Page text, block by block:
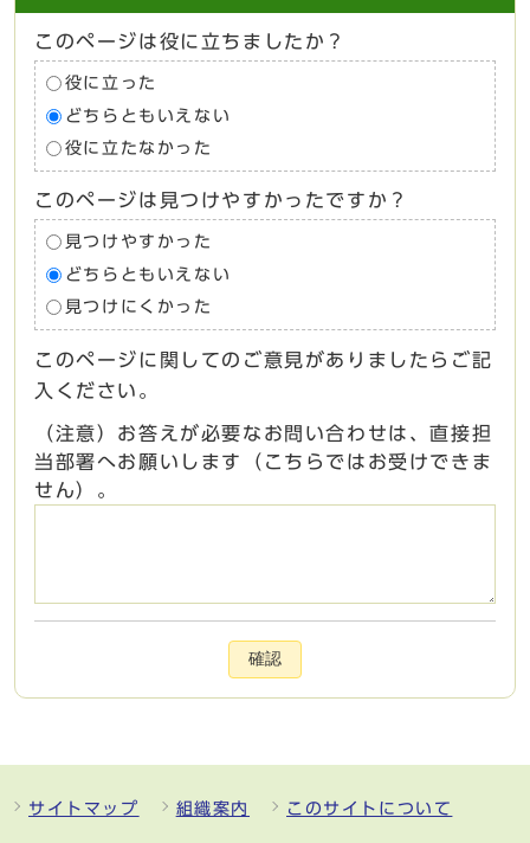
このページは役に立ちましたか？
役に立った
どちらともいえない
役に立たなかった
このページは見つけやすかったですか？
見つけやすかった
どちらともいえない
見つけにくかった
このページに関してのご意見がありましたらご記
入ください。
（注意）お答えが必要なお問い合わせは、直接担
当部署へお願いします（こちらではお受けできま
せん）。
確認
サイトマップ 組織案内 このサイトについて